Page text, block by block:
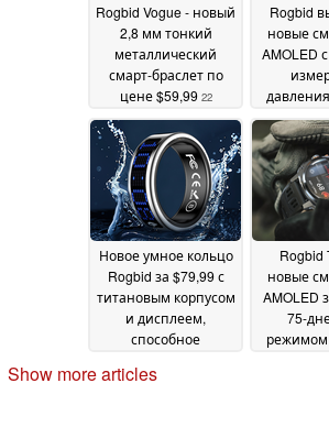
Rogbid Vogue - новый
2,8 мм тонкий
металлический
смарт-браслет по
цене $59,99 22
December 2025
Rogbid
новые
AMOLED
здоровья
Новое умное кольцо
Rogbid за $79,99 с
титановым корпусом
и дисплеем,
способное
трекерами здоровья
Rogbid
новые
AMOLED
75-
режимом
Show more articles